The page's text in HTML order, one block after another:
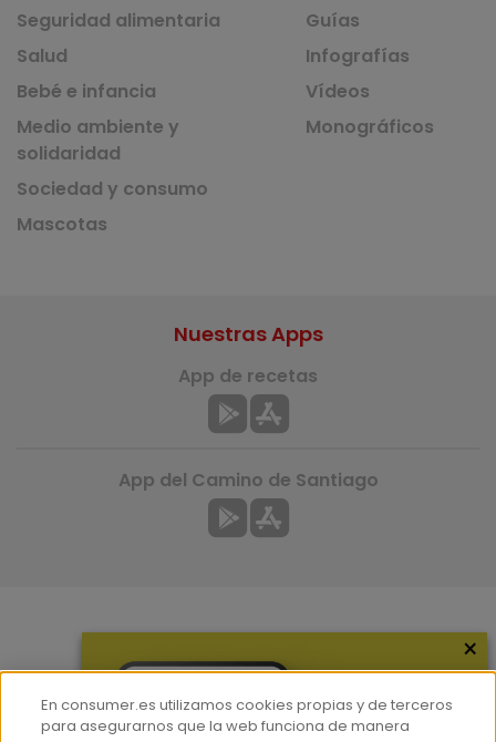
Seguridad alimentaria
Salud
Bebé e infancia
Medio ambiente y
solidaridad
Sociedad y consumo
Mascotas
Guías
Infografías
Vídeos
Monográficos
Hemeroteca
Nuestras Apps
App de recetas
App del Camino de Santiago
×
En consumer.es utilizamos cookies propias y de terceros
para asegurarnos que la web funciona de manera